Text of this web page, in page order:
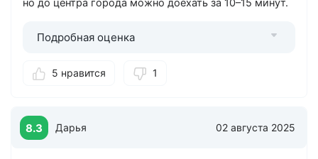
но до центра города можно доехать за 10–15 минут.
Подробная оценка
5 нравится 1
8.3 Дарья 02 августа 2025